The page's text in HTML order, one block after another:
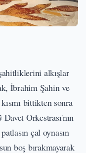
alkışlar
İbrahim Şahin ve
bittikten sonra
Orkestrası'nın
çal oynasın
boş bırakmayarak